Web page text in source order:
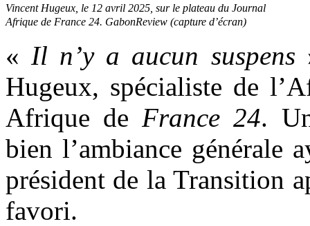
Vincent Hugeux, le 12 avril 2025, sur le plateau du Journal
Afrique de France 24. GabonReview (capture d’écran)
« Il n’y a aucun suspens
Hugeux, spécialiste de
Afrique deFrance 24.
bien l’ambiance générale
président de la Transition
favori.